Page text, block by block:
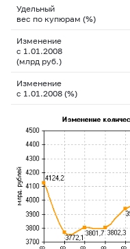
Удельный
вес по купюрам (%)
Изменение
с 1.01.2008
(млрд руб.)
Изменение
с 1.01.2008 (%)